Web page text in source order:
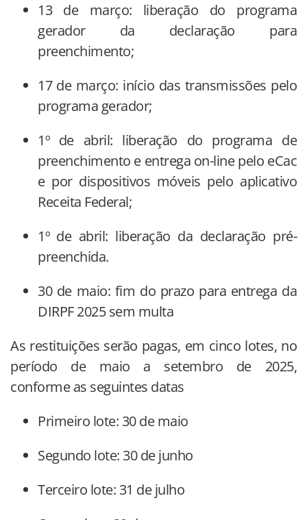
13 de março: liberação do programa
gerador da declaração para
preenchimento;
17 de março: início das transmissões pelo
programa gerador;
1º de abril: liberação do programa de
preenchimento e entrega on-line pelo eCac
e por dispositivos móveis pelo aplicativo
Receita Federal;
1º de abril: liberação da declaração pré-
preenchida.
30 de maio: fim do prazo para entrega da
DIRPF 2025 sem multa
As restituições serão pagas, em cinco lotes, no
período de maio a setembro de 2025,
conforme as seguintes datas
Primeiro lote: 30 de maio
Segundo lote: 30 de junho
Terceiro lote: 31 de julho